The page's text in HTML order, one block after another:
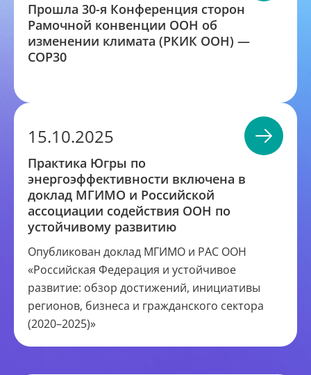
Прошла 30-я Конференция сторон
Рамочной конвенции ООН об
изменении климата (РКИК ООН) —
COP30
15.10.2025
Практика Югры по
энергоэффективности включена в
доклад МГИМО и Российской
ассоциации содействия ООН по
устойчивому развитию
Опубликован доклад МГИМО и РАС ООН
«Российская Федерация и устойчивое
развитие: обзор достижений, инициативы
регионов, бизнеса и гражданского сектора
(2020–2025)»